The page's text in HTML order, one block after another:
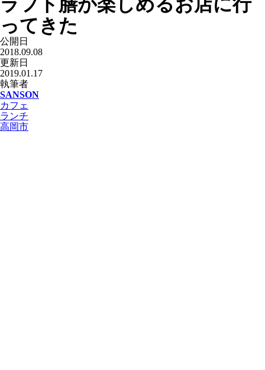
ってきた
公開日
2018.09.08
更新日
2019.01.17
執筆者
SANSON
カフェ
ランチ
高岡市